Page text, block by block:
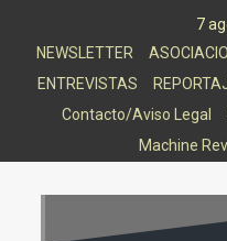
7
NEWSLETTER
ENTREVISTAS
Contacto/Aviso Legal
Machine